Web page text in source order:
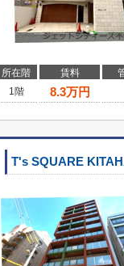
所在階 賃料
1階
8.3万円
T's SQUARE